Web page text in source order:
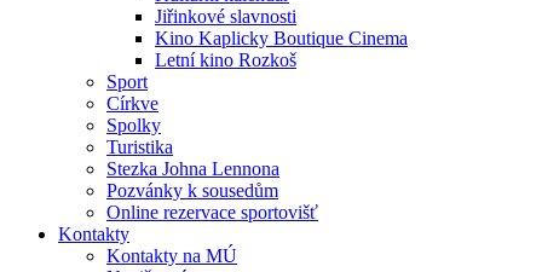
Jiřinkové slavnosti
Kino Kaplicky Boutique Cinema
Letní kino Rozkoš
Sport
Církve
Spolky
Turistika
Stezka Johna Lennona
Pozvánky k sousedům
Online rezervace sportovišť
Kontakty
Kontakty na MÚ